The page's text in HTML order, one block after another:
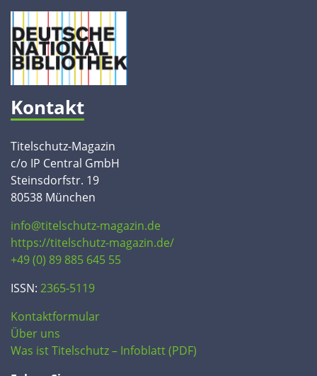
Kontakt
Titelschutz-Magazin
c/o IP Central GmbH
Steinsdorfstr. 19
80538 München
info@titelschutz-magazin.de
https://titelschutz-magazin.de/
+49 (0) 89 885 645 55
ISSN: 2365-5119
Kontaktformular
Über uns
Was ist Titelschutz – Infoblatt (PDF)